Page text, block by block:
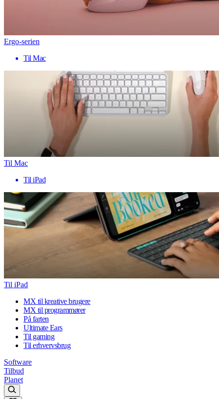
Ergo-serien
Til Mac
Til Mac
Til iPad
Til iPad
MX til kreative brugere
MX til programmører
På farten
Ultimate Ears
Til gaming
Til erhvervsbrug
Software
Tilbud
Planet